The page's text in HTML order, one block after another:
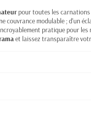
pour toutes les
couvrance modulable ; d'un
pratique pour les
et laissez transparaître